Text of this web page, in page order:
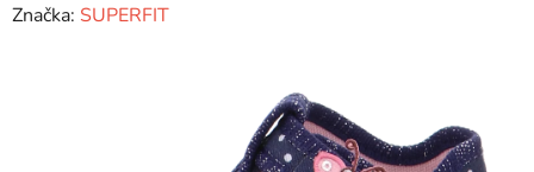
hodnocení
Značka: SUPERFIT